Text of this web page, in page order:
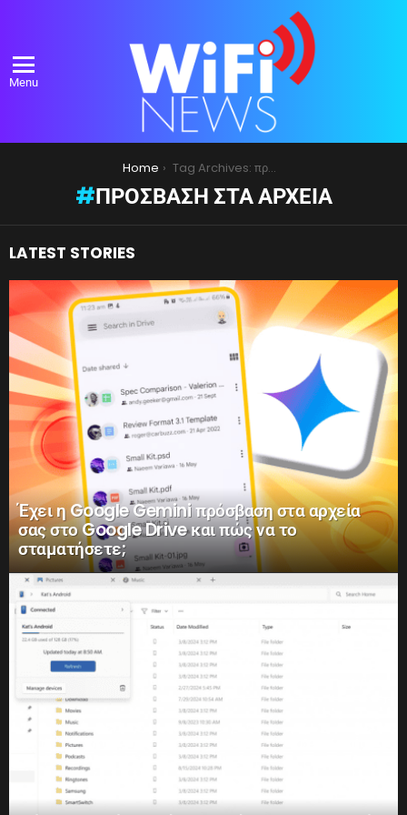
Menu
Home Tag Archives: πρόσβαση στα αρχεία
ΠΡΌΣΒΑΣΗ ΣΤΑ ΑΡΧΕΊΑ
LATEST STORIES
Έχει η Google Gemini πρόσβαση στα αρχεία
σας στο Google Drive και πώς να το
σταματήσετε;